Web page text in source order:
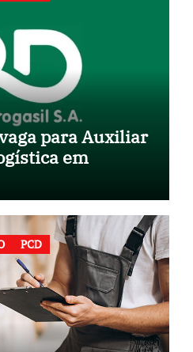
para Auxiliar
em
PCD